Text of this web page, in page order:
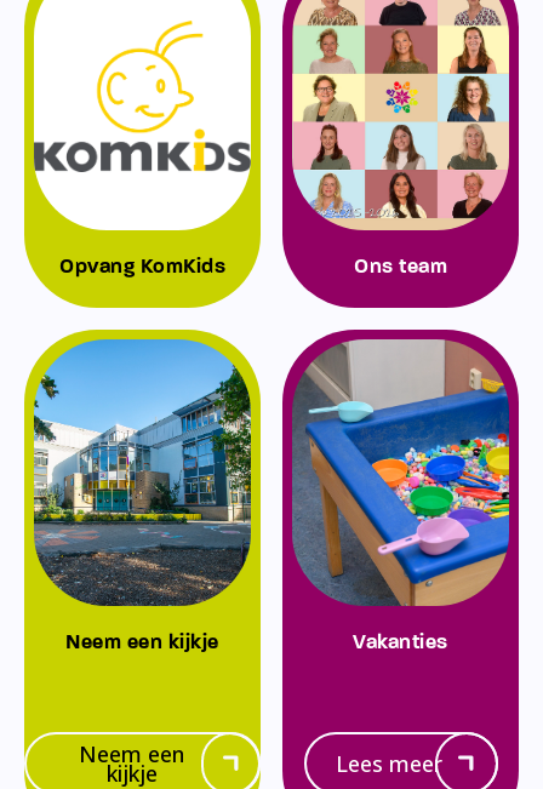
Opvang KomKids Ons team
Neem een kijkje
Neem een
kijkje
Vakanties
Lees meer